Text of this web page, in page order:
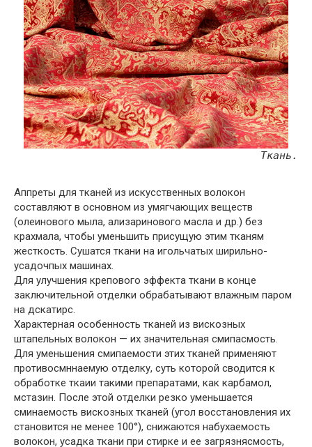
Ткань.
Аппреты для тканей из искусственных волокон
составляют в основном из умягчающих веществ
(олеинового мыла, ализаринового масла и др.) без
крахмала, чтобы уменьшить присущую этим тканям
жесткость. Сушатся ткани на игольчатых ширильно-
усадочпых машинах.
Для улучшения крепового эффекта ткани в конце
заключительной отделки обрабатывают влажным паром
на дскатирс.
Характерная особенность тканей из вискозных
штапельных волокон — их значительная смипасмость.
Для уменьшения смипаемости этих тканей применяют
противосмннаемую отделку, суть которой сводится к
обработке ткаии такими препаратами, как карбамол,
мстазин. После этой отделки резко уменьшается
сминаемость вискозных тканей (угол восстановления их
становится не менее 100°), снижаются набухаемость
волокон, усадка ткани при стирке и ее загрязнясмость,